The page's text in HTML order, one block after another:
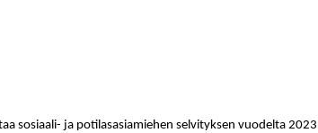
sosiaali- ja potilasasiamiehen selvityksen vuodelta